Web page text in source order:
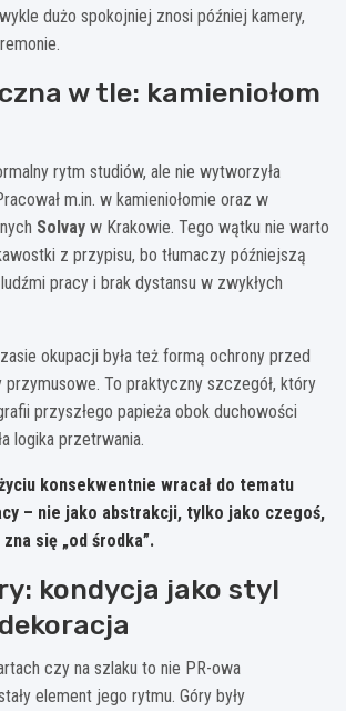
dużo spokojniej znosi później kamery,
w tle: kamieniołom
rytm studiów, ale nie wytworzyła
m.in. w kamieniołomie oraz w
Solvay w Krakowie. Tego wątku nie warto
z przypisu, bo tłumaczy późniejszą
pracy i brak dystansu w zwykłych
okupacji była też formą ochrony przed
To praktyczny szczegół, który
przyszłego papieża obok duchowości
logika przetrwania.
konsekwentnie wracał do tematu
– nie jako abstrakcji, tylko jako czegoś,
się „od środka”.
kondycja jako styl
czy na szlaku to nie PR-owa
element jego rytmu. Góry były